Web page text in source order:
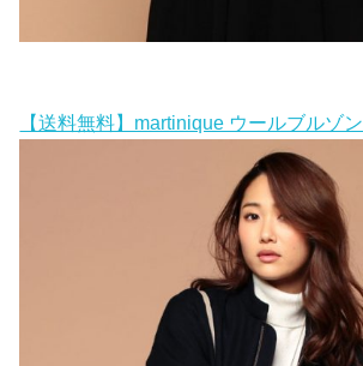
【送料無料】martinique ウールブルゾン